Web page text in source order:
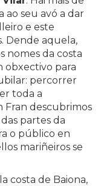
ao seu avó a dar
e este
Dende aquela,
nomes da costa
obxectivo para
percorrer
toda a
Fran descubrimos
partes da
o público en
mariñeiros se
costa de Baiona,